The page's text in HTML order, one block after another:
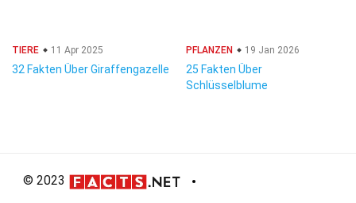
TIERE 11 Apr 2025
32 Fakten Über Giraffengazelle
PFLANZEN 19 Jan 2026
25 Fakten Über
Schlüsselblume
© 2023